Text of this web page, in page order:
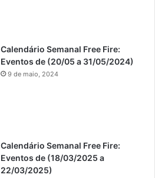
Calendário Semanal Free Fire:
Eventos de (20/05 a 31/05/2024)
9 de maio, 2024
Calendário Semanal Free Fire:
Eventos de (18/03/2025 a
22/03/2025)